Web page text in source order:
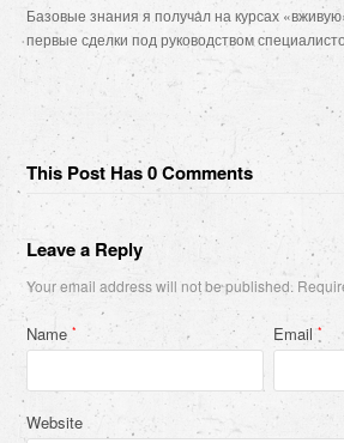
Базовые знания я получал на курсах
первые сделки под руководством
This Post Has 0 Comments
Leave a Reply
Your email address will not be published.
Name* Email*
Website